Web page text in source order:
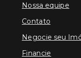
Nossa equipe
Contato
Negocie seu
Financie